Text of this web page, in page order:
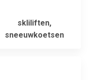
skliliften,
sneeuwkoetsen